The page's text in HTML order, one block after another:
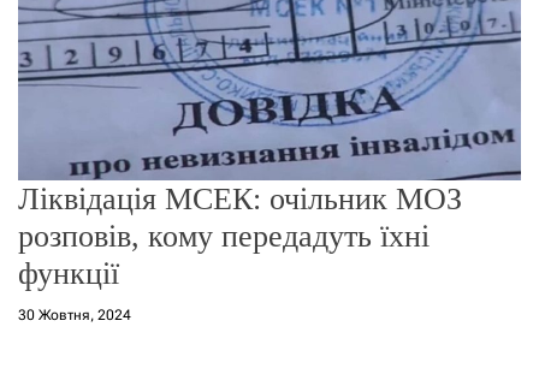
о
р
е
ж
и
у
Ліквідація МСЕК: очільник МОЗ
розповів, кому передадуть їхні
функції
30 Жовтня, 2024